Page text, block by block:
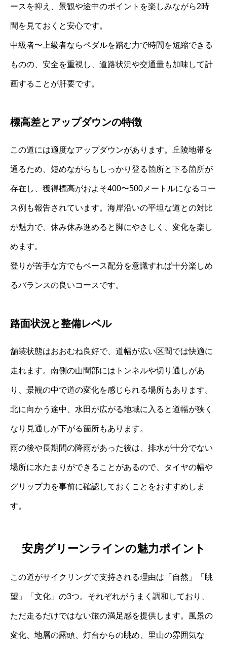
ースを抑え、景観や途中のポイントを楽しみながら2時
間を見ておくと安心です。
中級者〜上級者ならペダルを踏む力で時間を短縮できる
ものの、安全を重視し、道路状況や交通量も加味して計
画することが肝要です。
標高差とアップダウンの特徴
この道には適度なアップダウンがあります。丘陵地帯を
通るため、短めながらもしっかり登る箇所と下る箇所が
存在し、獲得標高がおよそ400〜500メートルになるコー
ス例も報告されています。海岸沿いの平坦な道との対比
が魅力で、休み休み進めると脚にやさしく、変化を楽し
めます。
登りが苦手な方でもペース配分を意識すれば十分楽しめ
るバランスの良いコースです。
路面状況と整備レベル
舗装状態はおおむね良好で、道幅が広い区間では快適に
走れます。南側の山間部にはトンネルや切り通しがあ
り、景観の中で道の変化を感じられる場所もあります。
北に向かう途中、水田が広がる地域に入ると道幅が狭く
なり見通しが下がる箇所もあります。
雨の後や長期間の降雨があった後は、排水が十分でない
場所に水たまりができることがあるので、タイヤの幅や
グリップ力を事前に確認しておくことをおすすめしま
す。
安房グリーンラインの魅力ポイント
この道がサイクリングで支持される理由は「自然」「眺
望」「文化」の3つ。それぞれがうまく調和しており、
ただ走るだけではない旅の満足感を提供します。風景の
変化、地層の露頭、灯台からの眺め、里山の雰囲気な